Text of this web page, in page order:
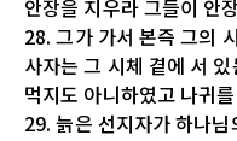
안장을 지우라 그들이 안
28. 그가 가서 본즉 그의
사자는 그 시체 곁에 서
먹지도 아니하였고 나귀
29. 늙은 선지자가 하나